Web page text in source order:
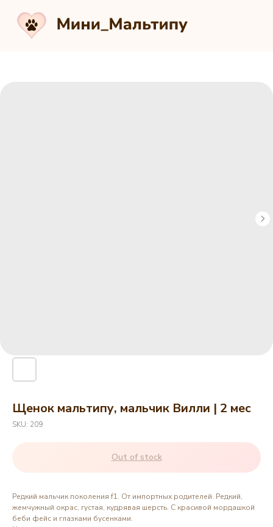
Щенок мальтипу, мальчик Вилли | 2 мес
SKU: 209
Out of stock
Редкий мальчик поколения f1. От импортных родителей. Редкий,
жемчужный окрас, густая, кудрявая шерсть. С красивой мордашкой
беби фейс и глазками бусенками.